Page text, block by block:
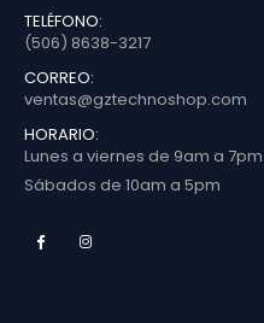
TELÉFONO:
(506) 8638-3217
CORREO:
ventas@gztechnoshop.com
HORARIO:
Lunes a viernes de 9am a 7pm
Sábados de 10am a 5pm